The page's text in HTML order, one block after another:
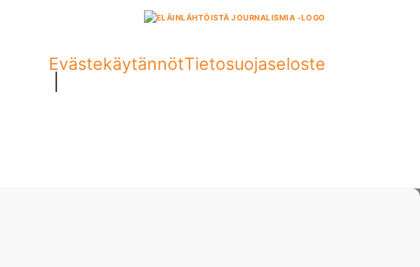
EvästekäytännötTietosuojaseloste